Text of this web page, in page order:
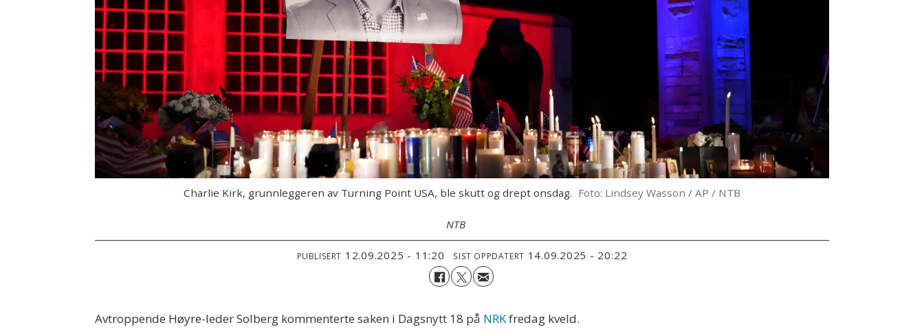
Charlie Kirk, grunnleggeren av Turning Point USA, ble skutt og drept onsdag. Foto: Lindsey Wasson / AP / NTB
NTB
PUBLISERT 12.09.2025 - 11:20 SIST OPPDATERT 14.09.2025 - 20:22
Avtroppende Høyre-leder Solberg kommenterte saken i Dagsnytt 18 på NRKfredag kveld.